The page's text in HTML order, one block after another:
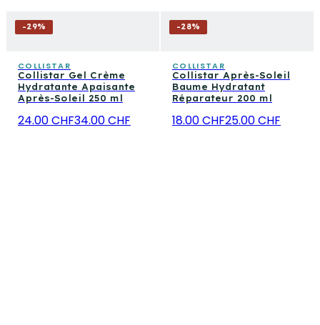
-29%
COLLISTAR
Collistar Gel Crème
Hydratante Apaisante
Après-Soleil 250 ml
24.00 CHF34.00 CHF
-28%
COLLISTAR
Collistar Après-Soleil
Baume Hydratant
Réparateur 200 ml
18.00 CHF25.00 CHF